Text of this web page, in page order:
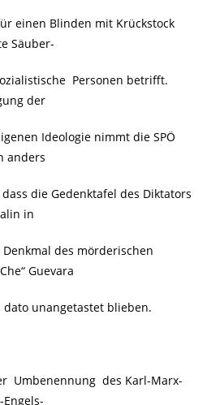
einen Blinden mit Krückstock
Säuber-
Personen betrifft.
der
Ideologie nimmt die SPÖ
anders
die Gedenktafel des Diktators
in
des mörderischen
Guevara
unangetastet blieben.
Umbenennung des Karl-Marx-